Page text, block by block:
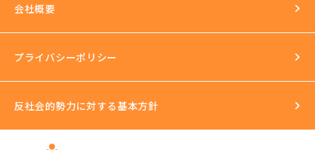
会社概要
プライバシーポリシー
反社会的勢力に対する基本方針